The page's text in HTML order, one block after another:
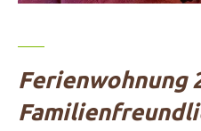
Ferienwohnung